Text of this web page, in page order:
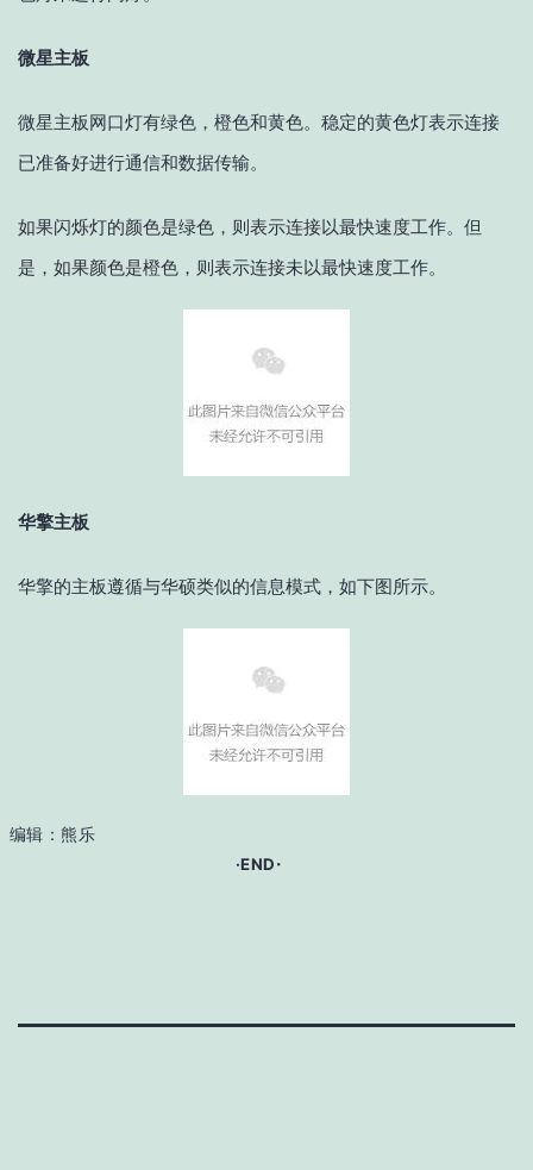
微星主板
微星主板网口灯有绿色，橙色和黄色。稳定的黄色灯表示连接
已准备好进行通信和数据传输。
如果闪烁灯的颜色是绿色，则表示连接以最快速度工作。但
是，如果颜色是橙色，则表示连接未以最快速度工作。
华擎主板
华擎的主板遵循与华硕类似的信息模式，如下图所示。
编辑：熊乐
·END·